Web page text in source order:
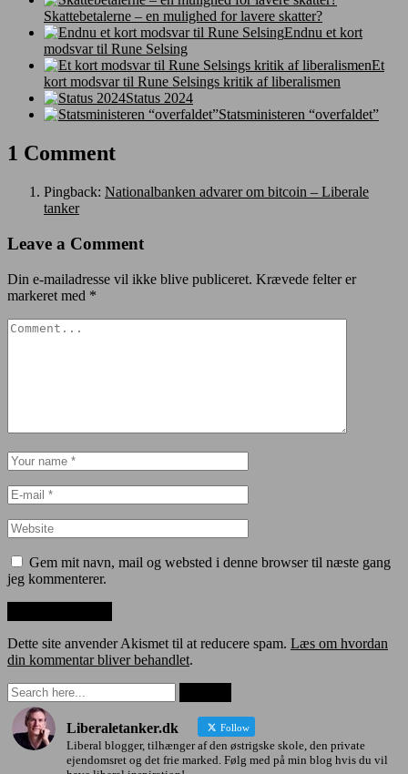
Skattebetalerne – en mulighed for lavere skatter?
Endnu et kort
modsvar til Rune Selsing
Et
kort modsvar til Rune Selsings kritik af liberalismen
Status 2024
Statsministeren “overfaldet”
1 Comment
Pingback: Nationalbanken advarer om bitcoin – Liberale
tanker
Leave a Comment
Din e-mailadresse vil ikke blive publiceret. Krævede felter er
markeret med *
Gem mit navn, mail og websted i denne browser til næste gang
jeg kommenterer.
Dette site anvender Akismet til at reducere spam. Læs om hvordan
din kommentar bliver behandlet.
Liberaletanker.dk Follow
Liberal blogger, tilhænger af den østrigske skole, den private
ejendomsret og det frie marked. Følg med på min blog hvis du vil